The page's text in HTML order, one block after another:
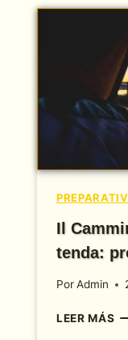
Il
tenda:
PorAdmin
LEER MÁS